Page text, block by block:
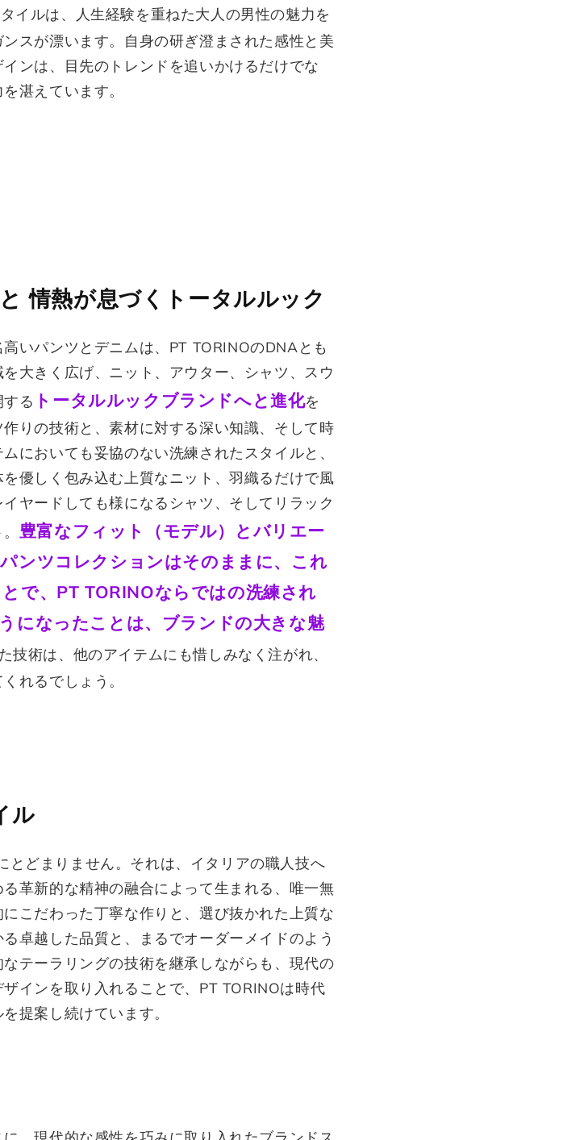
イルは、人生経験を重ねた大人の男性の魅力を
スが漂います。自身の研ぎ澄まされた感性と美
ンは、目先のトレンドを追いかけるだけでな
湛えています。
情熱が息づくトータルルック
いパンツとデニムは、PT TORINOのDNAとも
大きく広げ、ニット、アウター、シャツ、スウ
る トータルルックブランドへと進化を
りの技術と、素材に対する深い知識、そして時
においても妥協のない洗練されたスタイルと、
優しく包み込む上質なニット、羽織るだけで風
ヤードしても様になるシャツ、そしてリラック
豊富なフィット（モデル）とバリエー
ンツコレクションはそのままに、これ
で、PT TORINOならではの洗練され
になったことは、ブランドの大きな魅
技術は、他のアイテムにも惜しみなく注がれ、
れるでしょう。
ル
とどまりません。それは、イタリアの職人技へ
革新的な精神の融合によって生まれる、唯一無
こだわった丁寧な作りと、選び抜かれた上質な
卓越した品質と、まるでオーダーメイドのよう
テーラリングの技術を継承しながらも、現代の
インを取り入れることで、PT TORINOは時代
提案し続けています。